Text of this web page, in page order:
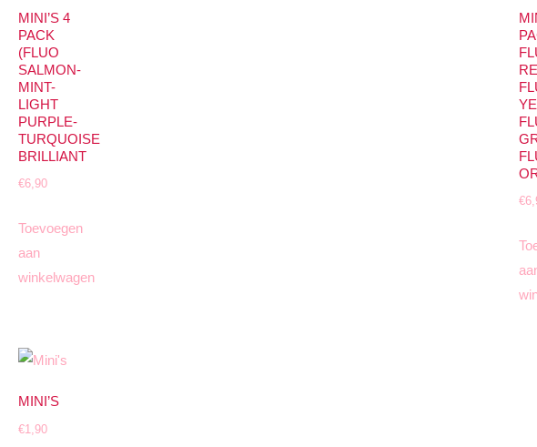
MINI’S 4
PACK
(FLUO
SALMON-
MINT-
LIGHT
PURPLE-
TURQUOISE
BRILLIANT
€6,90
Toevoegen
aan
winkelwagen
€
MINI’S
€1,90